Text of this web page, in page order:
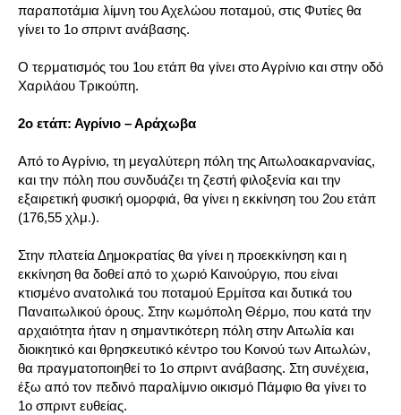
παραποτάμια λίμνη του Αχελώου ποταμού, στις Φυτίες θα
γίνει το 1ο σπριντ ανάβασης.
Ο τερματισμός του 1ου ετάπ θα γίνει στο Αγρίνιο και στην οδό
Χαριλάου Τρικούπη.
2ο ετάπ: Αγρίνιο – Αράχωβα
Από το Αγρίνιο, τη μεγαλύτερη πόλη της Αιτωλοακαρνανίας,
και την πόλη που συνδυάζει τη ζεστή φιλοξενία και την
εξαιρετική φυσική ομορφιά, θα γίνει η εκκίνηση του 2ου ετάπ
(176,55 χλμ.).
Στην πλατεία Δημοκρατίας θα γίνει η προεκκίνηση και η
εκκίνηση θα δοθεί από το χωριό Καινούργιο, που είναι
κτισμένο ανατολικά του ποταμού Ερμίτσα και δυτικά του
Παναιτωλικού όρους. Στην κωμόπολη Θέρμο, που κατά την
αρχαιότητα ήταν η σημαντικότερη πόλη στην Αιτωλία και
διοικητικό και θρησκευτικό κέντρο του Κοινού των Αιτωλών,
θα πραγματοποιηθεί το 1ο σπριντ ανάβασης. Στη συνέχεια,
έξω από τον πεδινό παραλίμνιο οικισμό Πάμφιο θα γίνει το
1ο σπριντ ευθείας.